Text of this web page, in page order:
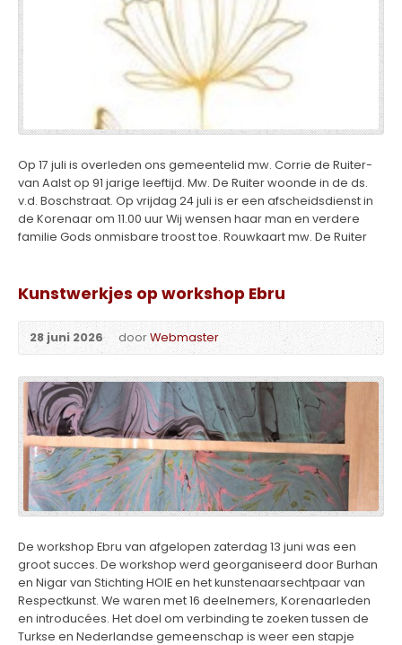
Op 17 juli is overleden ons gemeentelid mw. Corrie de Ruiter-
van Aalst op 91 jarige leeftijd. Mw. De Ruiter woonde in de ds.
v.d. Boschstraat. Op vrijdag 24 juli is er een afscheidsdienst in
de Korenaar om 11.00 uur Wij wensen haar man en verdere
familie Gods onmisbare troost toe. Rouwkaart mw. De Ruiter
Kunstwerkjes op workshop Ebru
28 juni 2026 doorWebmaster
De workshop Ebru van afgelopen zaterdag 13 juni was een
groot succes. De workshop werd georganiseerd door Burhan
en Nigar van Stichting HOIE en het kunstenaarsechtpaar van
Respectkunst. We waren met 16 deelnemers, Korenaarleden
en introducées. Het doel om verbinding te zoeken tussen de
Turkse en Nederlandse gemeenschap is weer een stapje